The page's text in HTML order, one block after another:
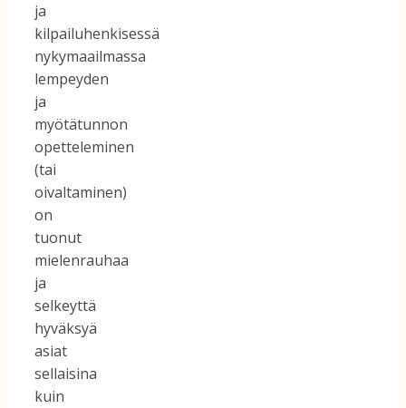
ja
kilpailuhenkisessä
nykymaailmassa
lempeyden
ja
myötätunnon
opetteleminen
(tai
oivaltaminen)
on
tuonut
mielenrauhaa
ja
selkeyttä
hyväksyä
asiat
sellaisina
kuin